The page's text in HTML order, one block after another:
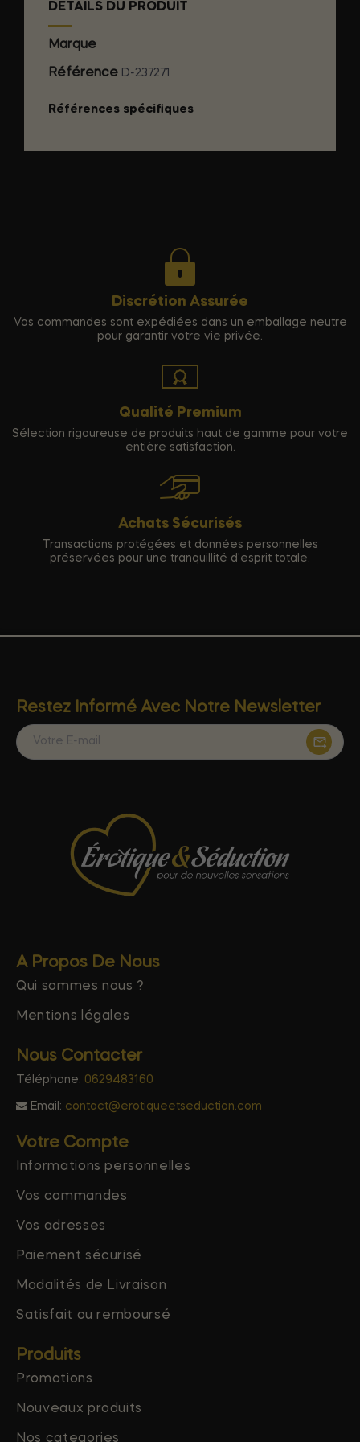
DÉTAILS DU PRODUIT
Marque
Référence D-237271
Références spécifiques
Discrétion Assurée
Vos commandes sont expédiées dans un emballage neutre
pour garantir votre vie privée.
Qualité Premium
Sélection rigoureuse de produits haut de gamme pour votre
entière satisfaction.
Achats Sécurisés
Transactions protégées et données personnelles
préservées pour une tranquillité d'esprit totale.
Restez Informé Avec Notre Newsletter
A Propos De Nous
Qui sommes nous ?
Mentions légales
Nous Contacter
Téléphone: 0629483160
Email: contact@erotiqueetseduction.com
Votre Compte
Informations personnelles
Vos commandes
Vos adresses
Paiement sécurisé
Modalités de Livraison
Satisfait ou remboursé
Produits
Promotions
Nouveaux produits
Nos categories